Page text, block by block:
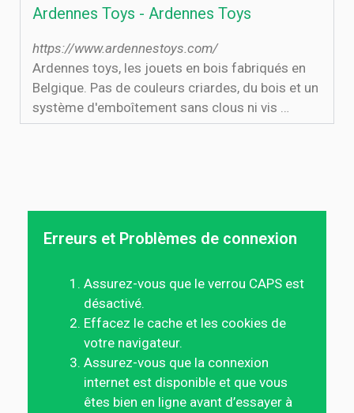
Ardennes Toys - Ardennes Toys
https://www.ardennestoys.com/
Ardennes toys, les jouets en bois fabriqués en
Belgique. Pas de couleurs criardes, du bois et un
système d'emboîtement sans clous ni vis …
Erreurs et Problèmes de connexion
Assurez-vous que le verrou CAPS est
désactivé.
Effacez le cache et les cookies de
votre navigateur.
Assurez-vous que la connexion
internet est disponible et que vous
êtes bien en ligne avant d’essayer à